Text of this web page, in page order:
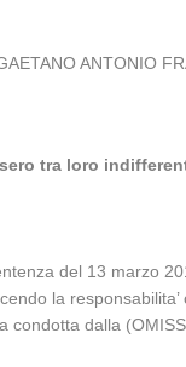
ANTONIO
tra loro
del 13 marzo
la
dalla